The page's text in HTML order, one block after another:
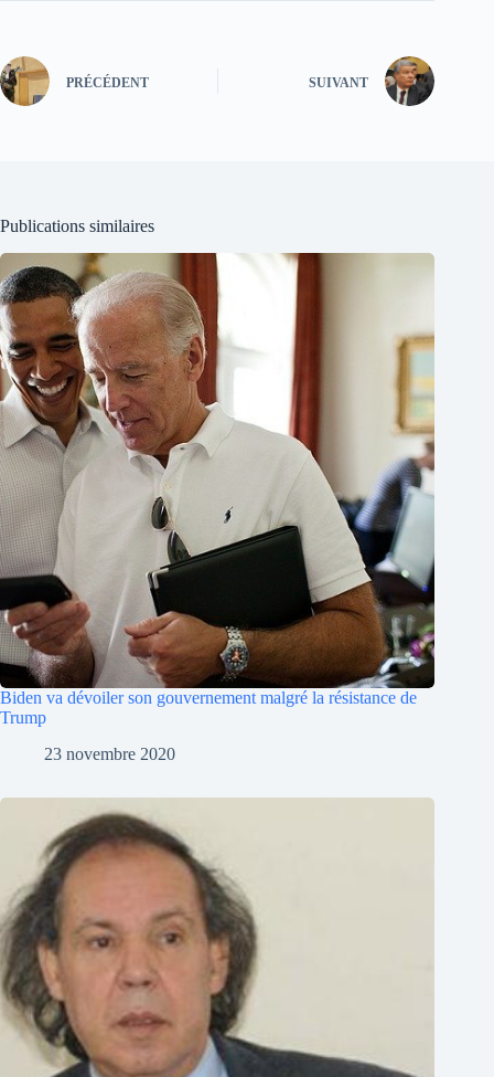
PRÉCÉDENT SUIVANT
Publications similaires
Biden va dévoiler son gouvernement malgré la résistance de
Trump
23 novembre 2020